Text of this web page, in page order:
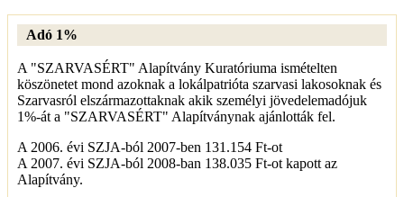
Adó 1%
A "SZARVASÉRT" Alapítvány Kuratóriuma ismételten
köszönetet mond azoknak a lokálpatrióta szarvasi lakosoknak és
Szarvasról elszármazottaknak akik személyi jövedelemadójuk
1%-át a "SZARVASÉRT" Alapítványnak ajánlották fel.
A 2006. évi SZJA-ból 2007-ben 131.154 Ft-ot
A 2007. évi SZJA-ból 2008-ban 138.035 Ft-ot kapott az
Alapítvány.